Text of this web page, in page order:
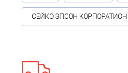
СЕЙКО ЭПСОН КОРПОРАТИОН